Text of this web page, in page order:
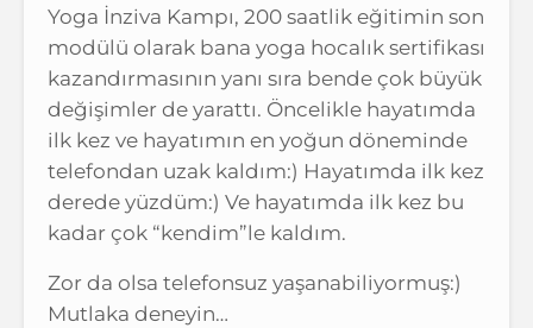
Yoga İnziva Kampı, 200 saatlik eğitimin son
modülü olarak bana yoga hocalık sertifikası
kazandırmasının yanı sıra bende çok büyük
değişimler de yarattı. Öncelikle hayatımda
ilk kez ve hayatımın en yoğun döneminde
telefondan uzak kaldım:) Hayatımda ilk kez
derede yüzdüm:) Ve hayatımda ilk kez bu
kadar çok “kendim”le kaldım.
Zor da olsa telefonsuz yaşanabiliyormuş:)
Mutlaka deneyin…